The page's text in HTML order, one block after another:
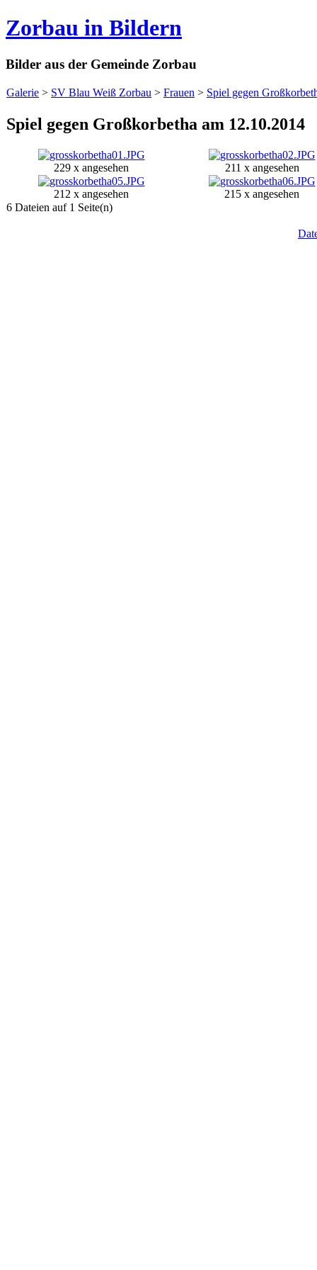
Zorbau in Bildern
Bilder aus der Gemeinde Zorbau
Galerie > SV Blau Weiß Zorbau > Frauen > Spiel gegen
Spiel gegen Großkorbetha am 12.10.2014
229 x angesehen 211 x angesehen
212 x angesehen
215 x angesehen
6 Dateien auf 1 Seite(n)